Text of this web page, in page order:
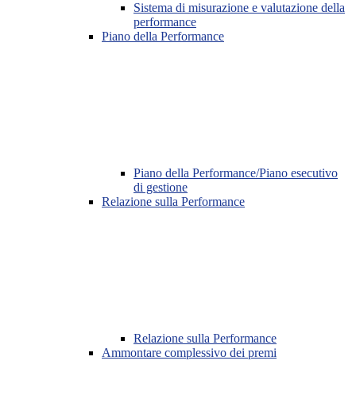
Sistema di misurazione e valutazione della
performance
Piano della Performance
Piano della Performance/Piano esecutivo
di gestione
Relazione sulla Performance
Relazione sulla Performance
Ammontare complessivo dei premi